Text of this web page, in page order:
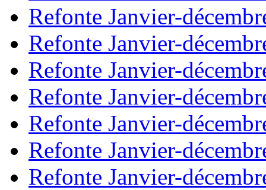
Refonte Janvier-
Refonte Janvier-
Refonte Janvier-
Refonte Janvier-
Refonte Janvier-
Refonte Janvier-
Refonte Janvier-